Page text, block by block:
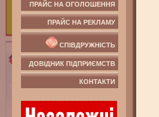
ПРАЙС НА ОГОЛОШЕННЯ
ПРАЙС НА РЕКЛАМУ
СПІВДРУЖНІСТЬ
ДОВІДНИК ПІДПРИЄМСТВ
КОНТАКТИ